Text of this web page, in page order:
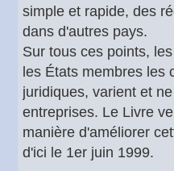
simple et rapide, des
dans d'autres pays.
Sur tous ces points,
les États membres les
juridiques, varient et
entreprises. Le Livre
manière d'améliorer
d'ici le 1er juin 1999.